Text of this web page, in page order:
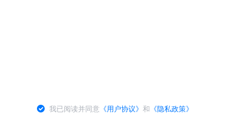
我已阅读并同意 《用户协议》和 《隐私政策》